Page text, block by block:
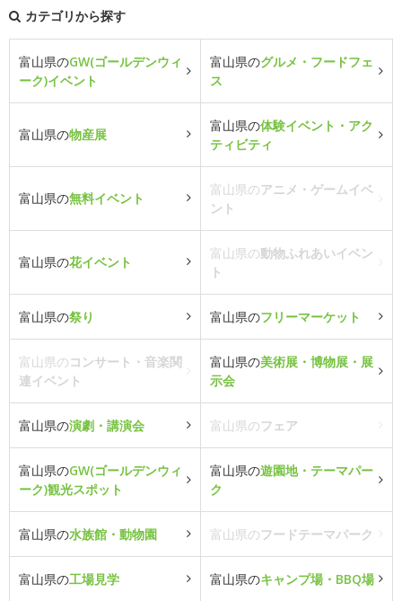
カテゴリから探す
富山県のGW(ゴールデンウィ
ーク)イベント
富山県のグルメ・フードフェ
ス
富山県の物産展
富山県の体験イベント・アク
ティビティ
富山県の無料イベント
富山県のアニメ・ゲームイベ
ント
富山県の花イベント
富山県の動物ふれあいイベン
ト
富山県の祭り 富山県のフリーマーケット
富山県のコンサート・音楽関
連イベント
富山県の美術展・博物展・展
示会
富山県の演劇・講演会 富山県のフェア
富山県のGW(ゴールデンウィ
ーク)観光スポット
富山県の遊園地・テーマパー
ク
富山県の水族館・動物園 富山県のフードテーマパーク
富山県の工場見学 富山県のキャンプ場・BBQ場